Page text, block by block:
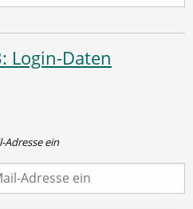
Login-Daten
Adresse ein